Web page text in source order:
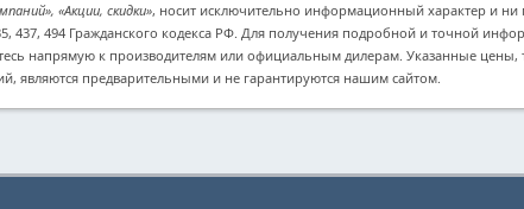
«Акции, скидки», носит исключительно информационный характер и ни
437, 494 Гражданского кодекса РФ. Для получения подробной и точной
напрямую к производителям или официальным дилерам. Указанные цены,
являются предварительными и не гарантируются нашим сайтом.